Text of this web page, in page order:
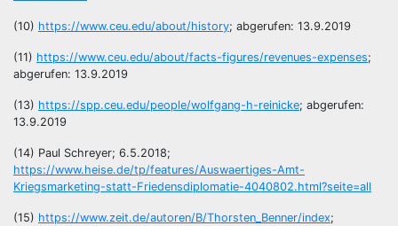
(10) https://www.ceu.edu/about/history; abgerufen: 13.9.2019
(11) https://www.ceu.edu/about/facts-figures/revenues-expenses;
abgerufen: 13.9.2019
(13) https://spp.ceu.edu/people/wolfgang-h-reinicke; abgerufen:
13.9.2019
(14) Paul Schreyer; 6.5.2018;
https://www.heise.de/tp/features/Auswaertiges-Amt-
Kriegsmarketing-statt-Friedensdiplomatie-4040802.html?seite=all
(15) https://www.zeit.de/autoren/B/Thorsten_Benner/index;